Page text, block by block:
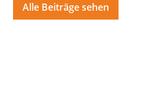
Alle Beiträge sehen